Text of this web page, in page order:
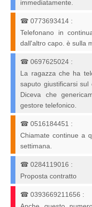
immediatamente.
☎0773693414 :
Telefonano in
dall'altro capo. è sulla
☎0697625024 :
La ragazza che ha
saputo giustificarsi
Diceva che
gestore telefonico.
☎0516184451 :
Chiamate continue a
settimana.
☎0284119016 :
Proposta contratto
☎0393669211656 :